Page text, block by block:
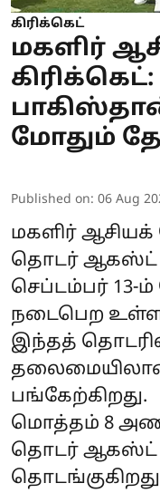
கிரிக்கெட்
மகளிர்
மோதும்
Published on: 06 Aug
மகளிர் ஆசியக்
தொடர் ஆகஸ்ட்
செப்டம்பர் 13-
நடைபெற
இந்தத்
பங்கேற்கிறது.
மொத்தம் 8
தொடர் ஆகஸ்ட்
தொடங்குகிறது.